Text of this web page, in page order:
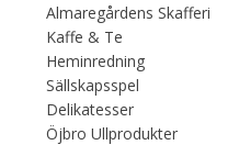
Almaregårdens Skafferi
Kaffe & Te
Heminredning
Sällskapsspel
Delikatesser
Öjbro Ullprodukter